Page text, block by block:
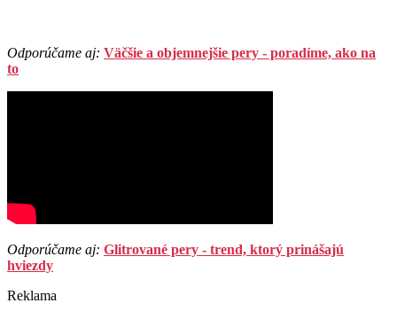
Odporúčame aj: Väčšie a objemnejšie pery - poradíme, ako na
to
Odporúčame aj: Glitrované pery - trend, ktorý prinášajú
hviezdy
Reklama